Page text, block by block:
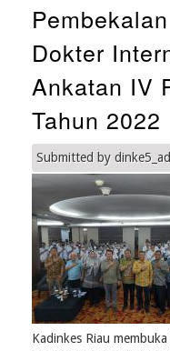
Inspektur
Upacara
Hari
Nasional
58
Dokter
Ankatan IV
Tahun 2022
Submitted by
Kadinkes Riau